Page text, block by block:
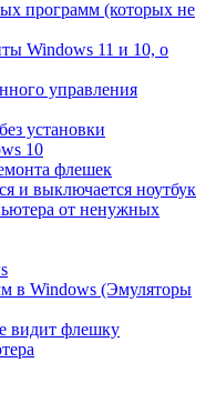
программ (которых не
Windows 11 и 10, о
управления
установки
10
флешек
и выключается ноутбук
от ненужных
в Windows (Эмуляторы
видит флешку